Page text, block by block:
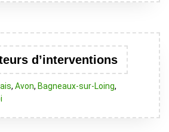
d’interventions
, Avon, Bagneaux-sur-Loing,